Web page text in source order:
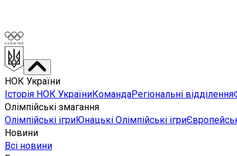
НОК України
Історія НОК УкраїниКомандаРегіональні відділення
Олімпійські змагання
Олімпійські ігриЮнацькі Олімпійські ігри
Новини
Всі новини